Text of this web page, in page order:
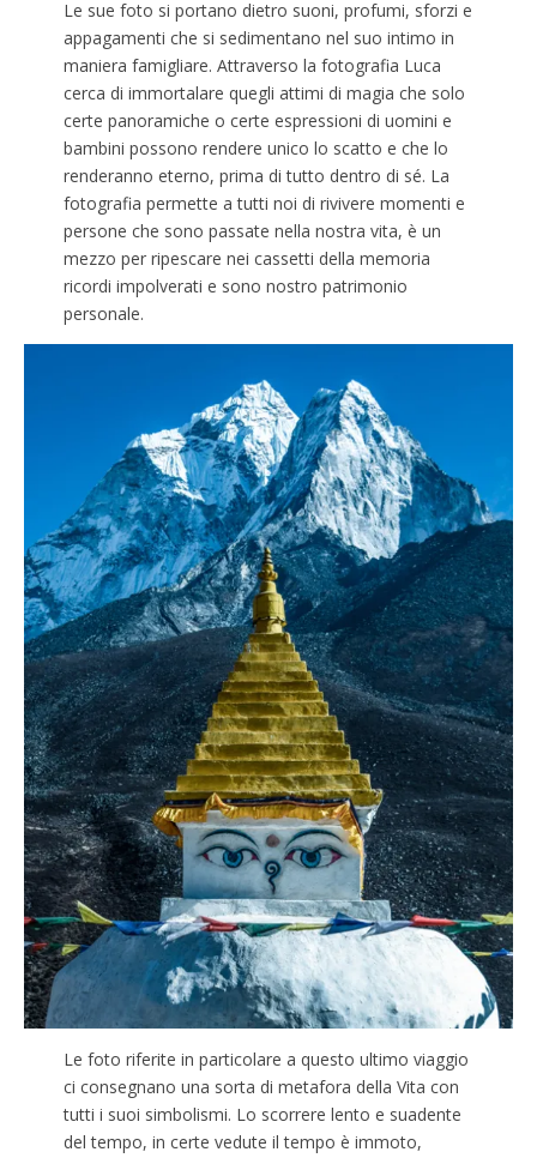
Le sue foto si portano dietro suoni, profumi, sforzi e
appagamenti che si sedimentano nel suo intimo in
maniera famigliare. Attraverso la fotografia Luca
cerca di immortalare quegli attimi di magia che solo
certe panoramiche o certe espressioni di uomini e
bambini possono rendere unico lo scatto e che lo
renderanno eterno, prima di tutto dentro di sé. La
fotografia permette a tutti noi di rivivere momenti e
persone che sono passate nella nostra vita, è un
mezzo per ripescare nei cassetti della memoria
ricordi impolverati e sono nostro patrimonio
personale.
Le foto riferite in particolare a questo ultimo viaggio
ci consegnano una sorta di metafora della Vita con
tutti i suoi simbolismi. Lo scorrere lento e suadente
del tempo, in certe vedute il tempo è immoto,